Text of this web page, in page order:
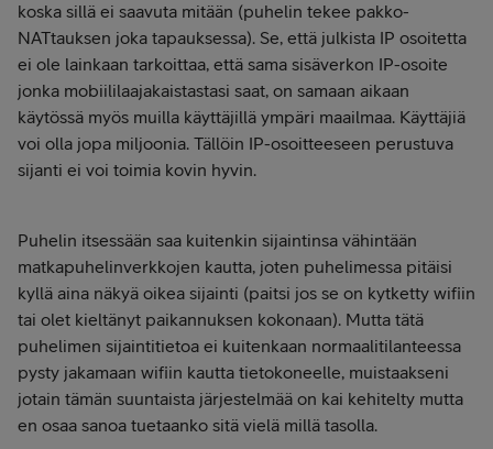
koska sillä ei saavuta mitään (puhelin tekee pakko-
NATtauksen joka tapauksessa). Se, että julkista IP osoitetta
ei ole lainkaan tarkoittaa, että sama sisäverkon IP-osoite
jonka mobiililaajakaistastasi saat, on samaan aikaan
käytössä myös muilla käyttäjillä ympäri maailmaa. Käyttäjiä
voi olla jopa miljoonia. Tällöin IP-osoitteeseen perustuva
sijanti ei voi toimia kovin hyvin.
Puhelin itsessään saa kuitenkin sijaintinsa vähintään
matkapuhelinverkkojen kautta, joten puhelimessa pitäisi
kyllä aina näkyä oikea sijainti (paitsi jos se on kytketty wifiin
tai olet kieltänyt paikannuksen kokonaan). Mutta tätä
puhelimen sijaintitietoa ei kuitenkaan normaalitilanteessa
pysty jakamaan wifiin kautta tietokoneelle, muistaakseni
jotain tämän suuntaista järjestelmää on kai kehitelty mutta
en osaa sanoa tuetaanko sitä vielä millä tasolla.